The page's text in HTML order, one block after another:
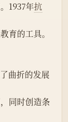
1937年抗
育的工具。
同时创造条